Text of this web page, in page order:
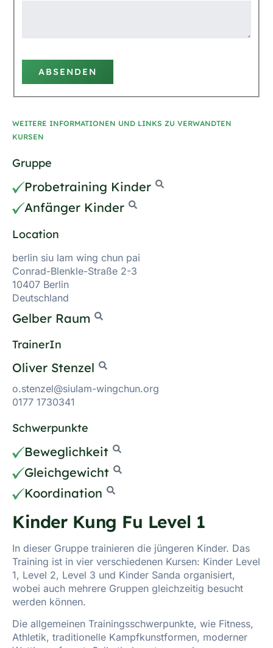
ABSENDEN
Kinder Kung Fu Level 1
In dieser Gruppe trainieren die jüngeren Kinder. Das
Training ist in vier verschiedenen Kursen: Kinder Level
1, Level 2, Level 3 und Kinder Sanda organisiert,
wobei auch mehrere Gruppen gleichzeitig besucht
werden können.
Die allgemeinen Trainingsschwerpunkte, wie Fitness,
Athletik, traditionelle Kampfkunstformen, moderner
WEITERE INFORMATIONEN UND LINKS ZU VERWANDTEN
KURSEN
Gruppe
Probetraining Kinder
Anfänger Kinder
Location
berlin siu lam wing chun pai
Conrad-Blenkle-Straße 2-3
10407 Berlin
Deutschland
Gelber Raum
TrainerIn
Oliver Stenzel
o.stenzel@siulam-wingchun.org
0177 1730341
Schwerpunkte
Beweglichkeit
Gleichgewicht
Koordination